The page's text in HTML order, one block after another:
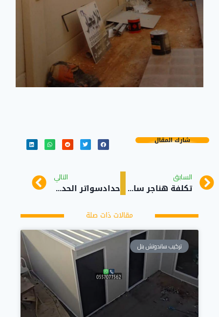
شارك المقال
السابق
تكلفة هناجر ساندوتش بنل حي عسفان جدة
التالي
حدادسواتر الحديد شرائح بشكل هندسي حي القرينية جدة
مقالات ذات صلة
تركيب ساندوتش بنل